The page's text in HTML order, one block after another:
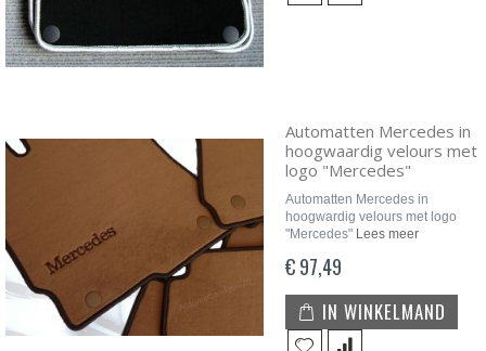
Automatten Mercedes in
hoogwaardig velours met
logo "Mercedes"
Automatten Mercedes in
hoogwardig velours met logo
"Mercedes" Lees meer
€ 97,49
IN WINKELMAND